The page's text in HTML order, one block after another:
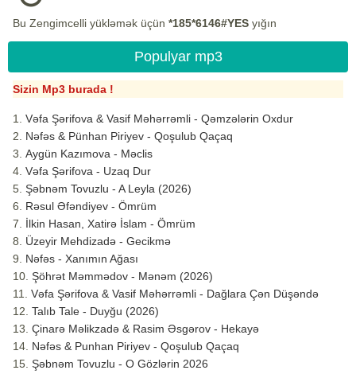
Bu Zengimcelli yükləmək üçün *185*6146#YES yığın
Populyar mp3
Sizin Mp3 burada !
Vəfa Şərifova & Vasif Məhərrəmli - Qəmzələrin Oxdur
Nəfəs & Pünhan Piriyev - Qoşulub Qaçaq
Aygün Kazımova - Məclis
Vəfa Şərifova - Uzaq Dur
Şəbnəm Tovuzlu - A Leyla (2026)
Rəsul Əfəndiyev - Ömrüm
İlkin Hasan, Xatirə İslam - Ömrüm
Üzeyir Mehdizadə - Gecikmə
Nəfəs - Xanımın Ağası
Şöhrət Məmmədov - Mənəm (2026)
Vəfa Şərifova & Vasif Məhərrəmli - Dağlara Çən Düşəndə
Talıb Tale - Duyğu (2026)
Çinarə Məlikzadə & Rasim Əsgərov - Hekayə
Nəfəs & Punhan Piriyev - Qoşulub Qaçaq
Şəbnəm Tovuzlu - O Gözlərin 2026